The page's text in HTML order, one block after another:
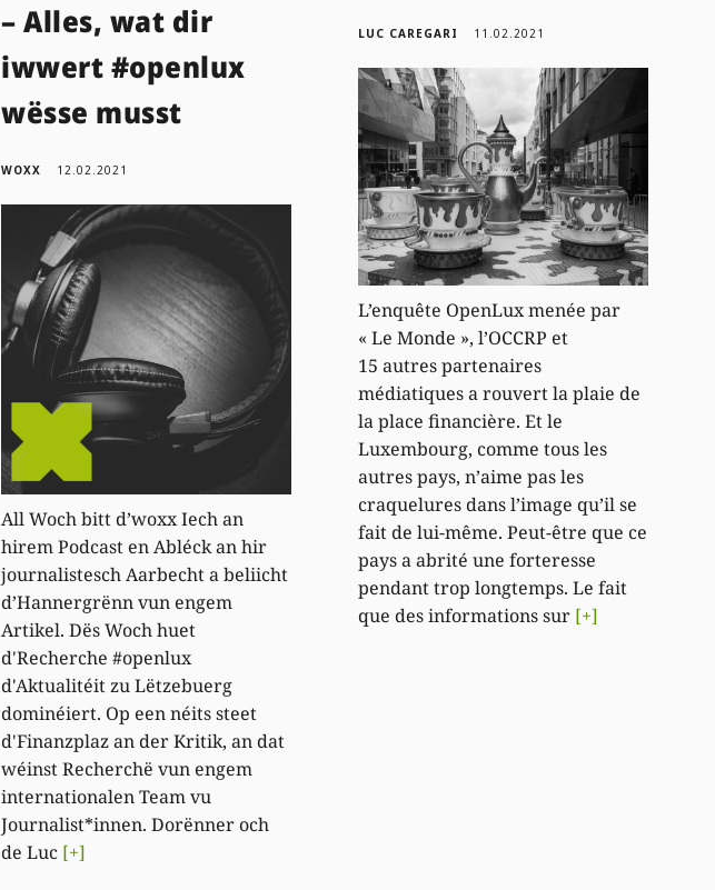
– Alles, wat dir
iwwert #openlux
wësse musst
WOXX 12.02.2021
All Woch bitt d’woxx Iech an
hirem Podcast en Abléck an hir
journalistesch Aarbecht a beliicht
d’Hannergrënn vun engem
Artikel. Dës Woch huet
d'Recherche #openlux
d'Aktualitéit zu Lëtzebuerg
dominéiert. Op een néits steet
d'Finanzplaz an der Kritik, an dat
wéinst Recherchë vun engem
internationalen Team vu
Journalist*innen. Dorënner och
de Luc [+]
LUC CAREGARI 11.02.2021
L’enquête OpenLux menée par
« Le Monde », l’OCCRP et
15 autres partenaires
médiatiques a rouvert la plaie de
la place financière. Et le
Luxembourg, comme tous les
autres pays, n’aime pas les
craquelures dans l’image qu’il se
fait de lui-même. Peut-être que ce
pays a abrité une forteresse
pendant trop longtemps. Le fait
que des informations sur [+]